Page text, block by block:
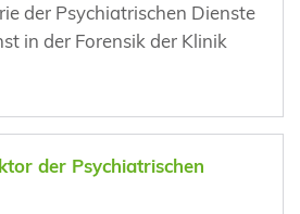
der Psychiatrischen Dienste
in der Forensik der Klinik
der Psychiatrischen